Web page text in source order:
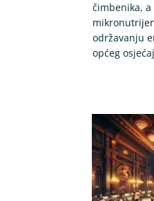
čimbenika,
održavanju
općeg